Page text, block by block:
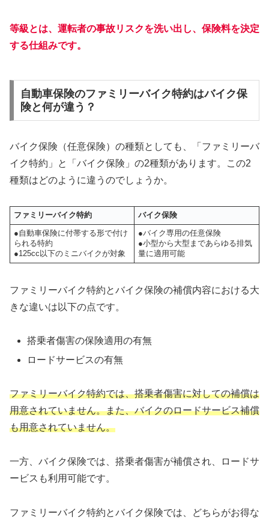
等級とは、運転者の事故リスクを洗い出し、保険料を決定
する仕組みです。
自動車保険のファミリーバイク特約はバイク保
険と何が違う？
バイク保険（任意保険）の種類としても、「ファミリーバ
イク特約」と「バイク保険」の2種類があります。この2
種類はどのように違うのでしょうか。
ファミリーバイク特約
バイク保険
●自動車保険に付帯する形で付け
られる特約
●125cc以下のミニバイクが対象
●バイク専用の任意保険
●小型から大型まであらゆる排気
量に適用可能
ファミリーバイク特約とバイク保険の補償内容における大
きな違いは以下の点です。
搭乗者傷害の保険適用の有無
ロードサービスの有無
ファミリーバイク特約では、搭乗者傷害に対しての補償は
用意されていません。また、バイクのロードサービス補償
も用意されていません。
一方、バイク保険では、搭乗者傷害が補償され、ロードサ
ービスも利用可能です。
ファミリーバイク特約とバイク保険では、どちらがお得な